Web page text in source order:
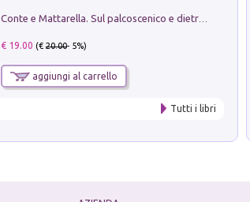
Conte e Mattarella. Sul palcoscenico e dietro le quinte del Quirinale. Un racconto sulle istituzioni
€ 19.00 (€20.00- 5%)
aggiungi al carrello
Tutti i libri